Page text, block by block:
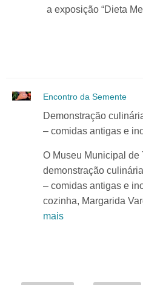
a exposição “Dieta
Encontro da Semente
Demonstração
– comidas antigas e
O Museu Municipal de
demonstração
– comidas antigas e
cozinha, Margarida
mais